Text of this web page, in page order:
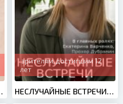
зрителям, достигшим 12
лет